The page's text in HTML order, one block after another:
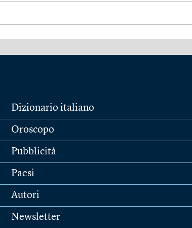
Dizionario italiano
Oroscopo
Pubblicità
Paesi
Autori
Newsletter